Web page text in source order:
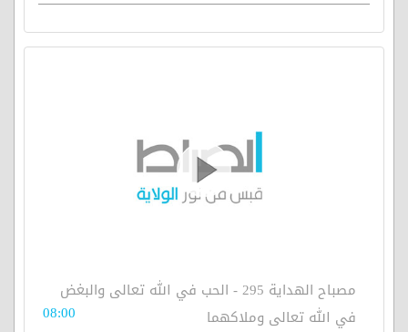
مصباح الهداية 295 - الحب في الله تعالى والبغض
في الله تعالى وملاكهما
08:00